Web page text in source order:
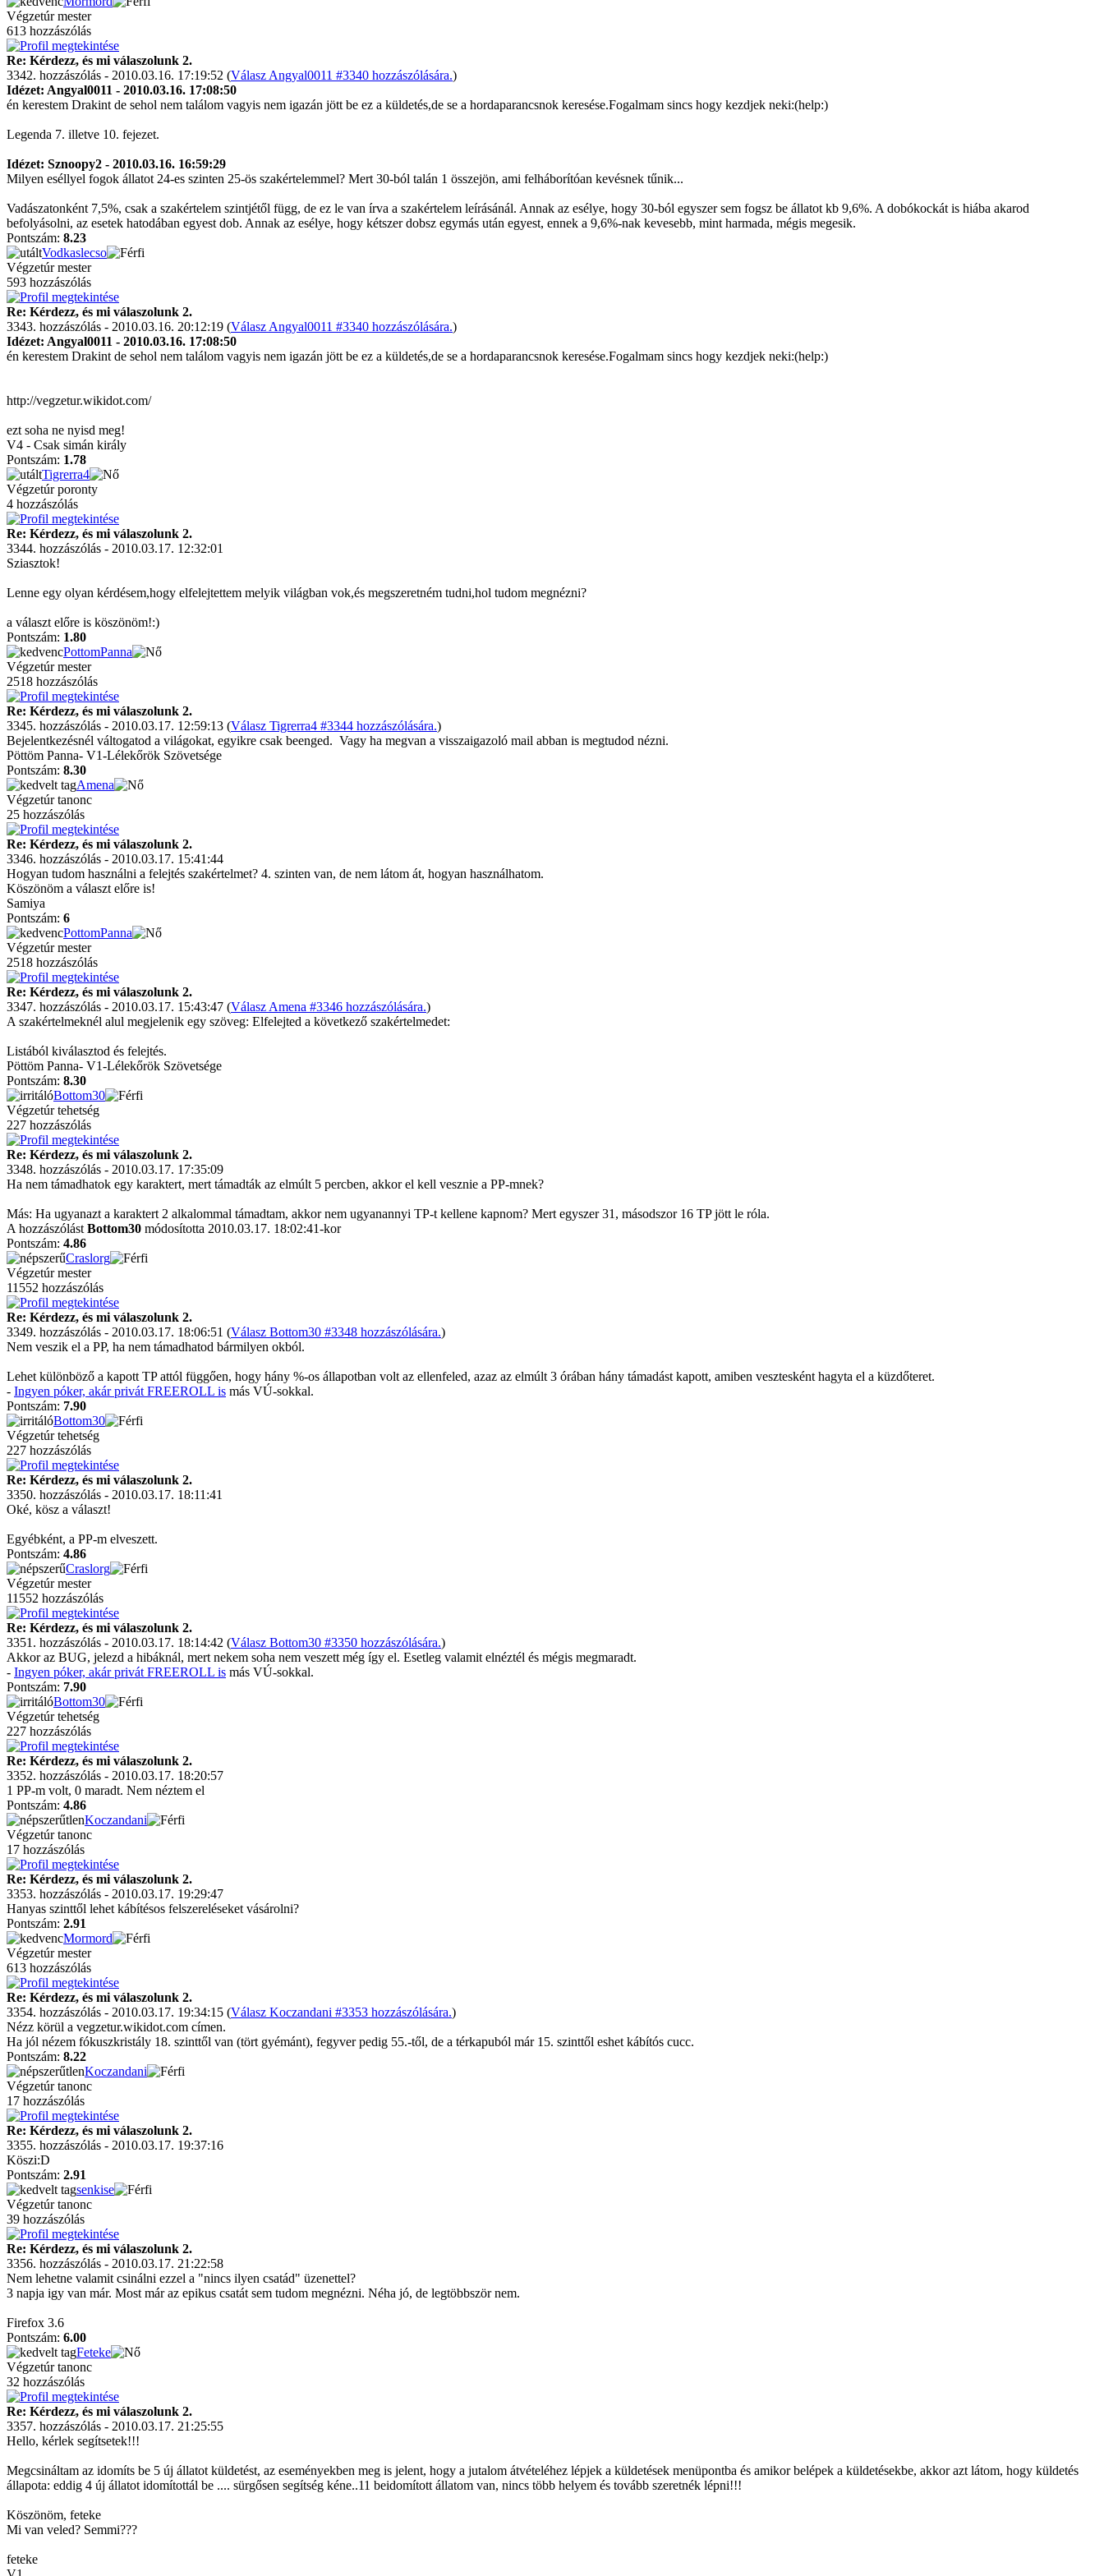
Végzetúr mester
613 hozzászólás
Re: Kérdezz, és mi válaszolunk 2.
3342. hozzászólás - 2010.03.16. 17:19:52 (Válasz Angyal0011 #3340 hozzászólására.)
Idézet: Angyal0011 - 2010.03.16. 17:08:50
én kerestem Drakint de sehol nem találom vagyis nem igazán jött be ez a küldetés,de se a hordaparancsnok keresése.Fogalmam sincs hogy kezdjek neki:(help:)
Legenda 7. illetve 10. fejezet.
Idézet: Sznoopy2 - 2010.03.16. 16:59:29
Milyen eséllyel fogok állatot 24-es szinten 25-ös szakértelemmel? Mert 30-ból talán 1 összejön, ami felháborítóan kevésnek tűnik...
Vadászatonként 7,5%, csak a szakértelem szintjétől függ, de ez le van írva a szakértelem leírásánál. Annak az esélye, hogy 30-ból egyszer sem fogsz be állatot kb 9,6%. A dobókockát is hiába akarod
befolyásolni, az esetek hatodában egyest dob. Annak az esélye, hogy kétszer dobsz egymás után egyest, ennek a 9,6%-nak kevesebb, mint harmada, mégis megesik.
Pontszám: 8.23
Vodkaslecso
Végzetúr mester
593 hozzászólás
Re: Kérdezz, és mi válaszolunk 2.
3343. hozzászólás - 2010.03.16. 20:12:19 (Válasz Angyal0011 #3340 hozzászólására.)
Idézet: Angyal0011 - 2010.03.16. 17:08:50
én kerestem Drakint de sehol nem találom vagyis nem igazán jött be ez a küldetés,de se a hordaparancsnok keresése.Fogalmam sincs hogy kezdjek neki:(help:)
http://vegzetur.wikidot.com/
ezt soha ne nyisd meg!
V4 - Csak simán király
Pontszám: 1.78
Tigrerra4
Végzetúr poronty
4 hozzászólás
Re: Kérdezz, és mi válaszolunk 2.
3344. hozzászólás - 2010.03.17. 12:32:01
Sziasztok!
Lenne egy olyan kérdésem,hogy elfelejtettem melyik világban vok,és megszeretném tudni,hol tudom megnézni?
a választ előre is köszönöm!:)
Pontszám: 1.80
PottomPanna
Végzetúr mester
2518 hozzászólás
Re: Kérdezz, és mi válaszolunk 2.
3345. hozzászólás - 2010.03.17. 12:59:13 (Válasz Tigrerra4 #3344 hozzászólására.)
Bejelentkezésnél váltogatod a világokat, egyikre csak beenged. Vagy ha megvan a visszaigazoló mail abban is megtudod nézni.
Pöttöm Panna- V1-Lélekőrök Szövetsége
Pontszám: 8.30
Amena
Végzetúr tanonc
25 hozzászólás
Re: Kérdezz, és mi válaszolunk 2.
3346. hozzászólás - 2010.03.17. 15:41:44
Hogyan tudom használni a felejtés szakértelmet? 4. szinten van, de nem látom át, hogyan használhatom.
Köszönöm a választ előre is!
Samiya
Pontszám: 6
PottomPanna
Végzetúr mester
2518 hozzászólás
Re: Kérdezz, és mi válaszolunk 2.
3347. hozzászólás - 2010.03.17. 15:43:47 (Válasz Amena #3346 hozzászólására.)
A szakértelmeknél alul megjelenik egy szöveg: Elfelejted a következő szakértelmedet:
Listából kiválasztod és felejtés.
Pöttöm Panna- V1-Lélekőrök Szövetsége
Pontszám: 8.30
Bottom30
Végzetúr tehetség
227 hozzászólás
Re: Kérdezz, és mi válaszolunk 2.
3348. hozzászólás - 2010.03.17. 17:35:09
Ha nem támadhatok egy karaktert, mert támadták az elmúlt 5 percben, akkor el kell vesznie a PP-mnek?
Más: Ha ugyanazt a karaktert 2 alkalommal támadtam, akkor nem ugyanannyi TP-t kellene kapnom? Mert egyszer 31, másodszor 16 TP jött le róla.
A hozzászólást Bottom30 módosította 2010.03.17. 18:02:41-kor
Pontszám: 4.86
Craslorg
Végzetúr mester
11552 hozzászólás
Re: Kérdezz, és mi válaszolunk 2.
3349. hozzászólás - 2010.03.17. 18:06:51 (Válasz Bottom30 #3348 hozzászólására.)
Nem veszik el a PP, ha nem támadhatod bármilyen okból.
Lehet különböző a kapott TP attól függően, hogy hány %-os állapotban volt az ellenfeled, azaz az elmúlt 3 órában hány támadást kapott, amiben vesztesként hagyta el a küzdőteret.
- Ingyen póker, akár privát FREEROLL is más VÚ-sokkal.
Pontszám: 7.90
Bottom30
Végzetúr tehetség
227 hozzászólás
Re: Kérdezz, és mi válaszolunk 2.
3350. hozzászólás - 2010.03.17. 18:11:41
Oké, kösz a választ!
Egyébként, a PP-m elveszett.
Pontszám: 4.86
Craslorg
Végzetúr mester
11552 hozzászólás
Re: Kérdezz, és mi válaszolunk 2.
3351. hozzászólás - 2010.03.17. 18:14:42 (Válasz Bottom30 #3350 hozzászólására.)
Akkor az BUG, jelezd a hibáknál, mert nekem soha nem veszett még így el. Esetleg valamit elnéztél és mégis megmaradt.
- Ingyen póker, akár privát FREEROLL is más VÚ-sokkal.
Pontszám: 7.90
Bottom30
Végzetúr tehetség
227 hozzászólás
Re: Kérdezz, és mi válaszolunk 2.
3352. hozzászólás - 2010.03.17. 18:20:57
1 PP-m volt, 0 maradt. Nem néztem el
Pontszám: 4.86
Koczandani
Végzetúr tanonc
17 hozzászólás
Re: Kérdezz, és mi válaszolunk 2.
3353. hozzászólás - 2010.03.17. 19:29:47
Hanyas szinttől lehet kábítésos felszereléseket vásárolni?
Pontszám: 2.91
Mormord
Végzetúr mester
613 hozzászólás
Re: Kérdezz, és mi válaszolunk 2.
3354. hozzászólás - 2010.03.17. 19:34:15 (Válasz Koczandani #3353 hozzászólására.)
Nézz körül a vegzetur.wikidot.com címen.
Ha jól nézem fókuszkristály 18. szinttől van (tört gyémánt), fegyver pedig 55.-től, de a térkapuból már 15. szinttől eshet kábítós cucc.
Pontszám: 8.22
Koczandani
Végzetúr tanonc
17 hozzászólás
Re: Kérdezz, és mi válaszolunk 2.
3355. hozzászólás - 2010.03.17. 19:37:16
Köszi:D
Pontszám: 2.91
senkise
Végzetúr tanonc
39 hozzászólás
Re: Kérdezz, és mi válaszolunk 2.
3356. hozzászólás - 2010.03.17. 21:22:58
Nem lehetne valamit csinálni ezzel a "nincs ilyen csatád" üzenettel?
3 napja igy van már. Most már az epikus csatát sem tudom megnézni. Néha jó, de legtöbbször nem.
Firefox 3.6
Pontszám: 6.00
Feteke
Végzetúr tanonc
32 hozzászólás
Re: Kérdezz, és mi válaszolunk 2.
3357. hozzászólás - 2010.03.17. 21:25:55
Hello, kérlek segítsetek!!!
Megcsináltam az idomíts be 5 új állatot küldetést, az eseményekben meg is jelent, hogy a jutalom átvételéhez lépjek a küldetések menüpontba és amikor belépek a küldetésekbe, akkor azt látom, hogy küldetés
állapota: eddig 4 új állatot idomítottál be .... sürgősen segítség kéne..11 beidomított állatom van, nincs több helyem és tovább szeretnék lépni!!!
Köszönöm, feteke
Mi van veled? Semmi???
feteke